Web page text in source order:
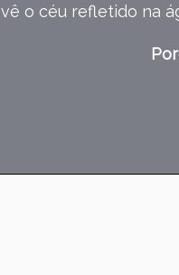
vê o céu refletido na